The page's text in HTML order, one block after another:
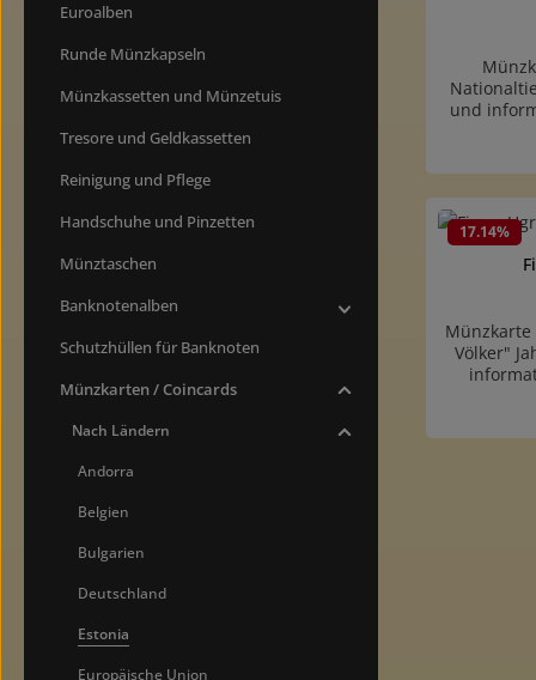
Euroalben
Runde Münzkapseln
Münzkassetten und Münzetuis
Tresore und Geldkassetten
Reinigung und Pflege
Handschuhe und Pinzetten
Münztaschen
Banknotenalben
Schutzhüllen für Banknoten
Münzkarten / Coincards
Nach Ländern
Andorra
Belgien
Bulgarien
Deutschland
Estonia
Europäische Union
und
der
17.14%
Münzkarte
Völker"
der